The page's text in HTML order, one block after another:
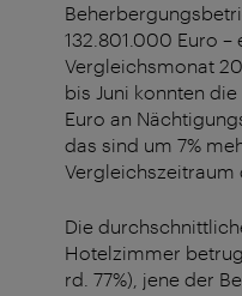
132.801.000 Euro –
Vergleichsmonat
bis Juni konnten
Euro an
das sind um 7%
Vergleichszeitraum
Die
Hotelzimmer
rd. 77%), jene der